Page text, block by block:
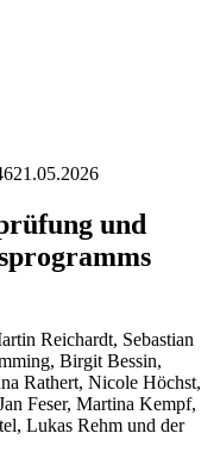
21.05.2026
und
Reichardt, Sebastian
Birgit Bessin,
Rathert, Nicole Höchst,
Feser, Martina Kempf,
Lukas Rehm und der